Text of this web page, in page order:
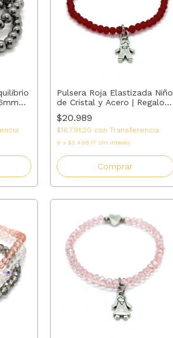
Pulsera Roja Elastizada Niño
de Cristal y Acero | Regalo
para Mamá, Abuela, Madrina
o Tía | AMALO
$20.989
$16.791,20 con Transferencia
6 x $3.498,17 sin interés
Comprar